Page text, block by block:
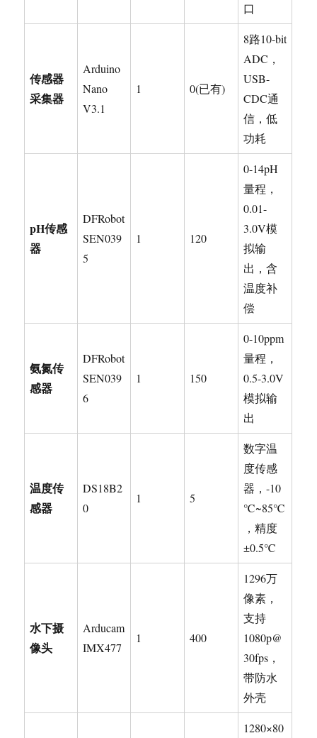
口
传感器
采集器
Arduino
Nano
V3.1
1 0(已有)
8路10-bit
ADC，
USB-
CDC通
信，低
功耗
pH传感
器
DFRobot
SEN039
5
1 120
0-14pH
量程，
0.01-
3.0V模
拟输
出，含
温度补
偿
氨氮传
感器
DFRobot
SEN039
6
1 150
0-10ppm
量程，
0.5-3.0V
模拟输
出
温度传
感器
DS18B2
0
1 5
数字温
度传感
器，-10
℃~85℃
，精度
±0.5℃
水下摄
像头
Arducam
IMX477
1 400
1296万
像素，
支持
1080p@
30fps，
带防水
外壳
1280×80